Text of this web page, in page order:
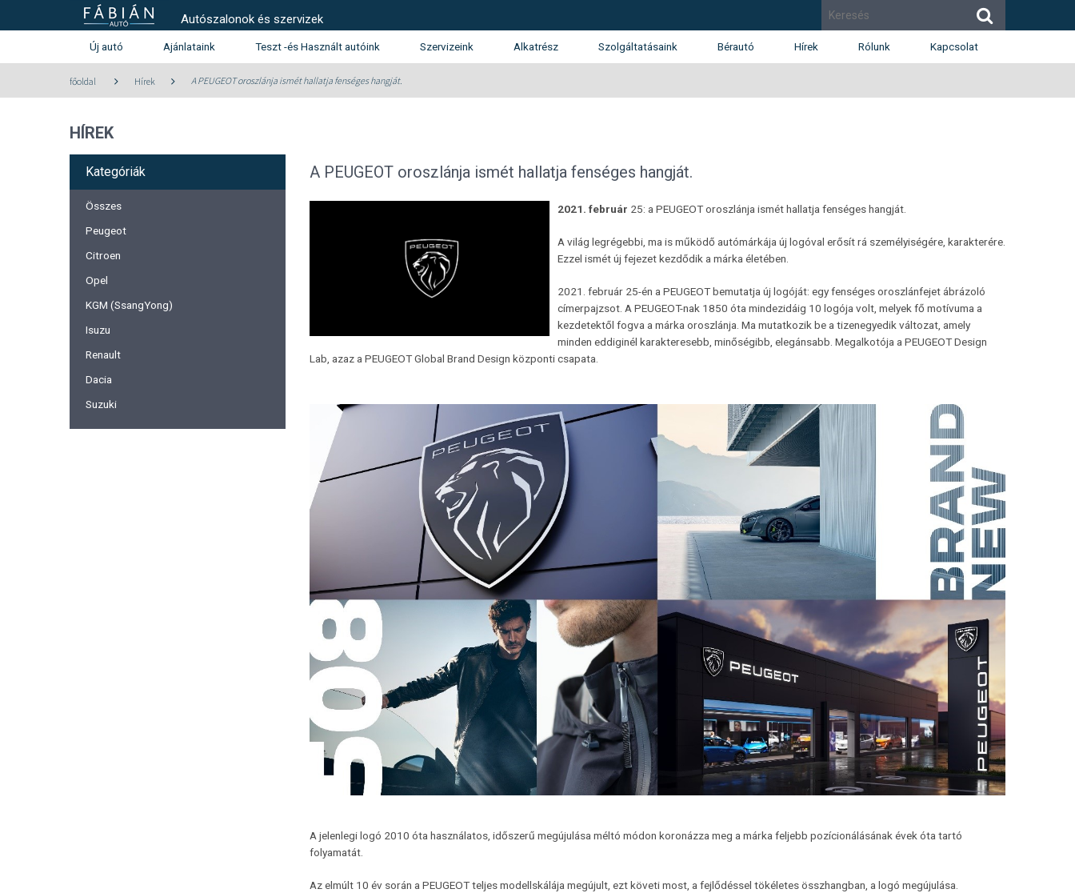
Autószalonok és szervizek
Új autó Ajánlataink Teszt -és Használt autóink
Használt autó kínálatunk
Szervizeink
SUZUKI márkaszerviz
Alkatrész Szolgáltatásaink
Garancia és Assistance
Flotta
Bérautó Hírek Rólunk Kapcsolat
főoldal Hírek A PEUGEOT oroszlánja ismét hallatja fenséges hangját.
HÍREK
Kategóriák
Összes
Peugeot
Citroen
Opel
KGM (SsangYong)
Isuzu
Renault
Dacia
Suzuki
A PEUGEOT oroszlánja ismét hallatja fenséges hangját.
2021. február 25: a PEUGEOT oroszlánja ismét hallatja fenséges hangját.
A világ legrégebbi, ma is működő autómárkája új logóval erősít rá személyiségére, karakterére.
Ezzel ismét új fejezet kezdődik a márka életében.
2021. február 25-én a PEUGEOT bemutatja új logóját: egy fenséges oroszlánfejet ábrázoló
címerpajzsot. A PEUGEOT-nak 1850 óta mindezidáig 10 logója volt, melyek fő motívuma a
kezdetektől fogva a márka oroszlánja. Ma mutatkozik be a tizenegyedik változat, amely
minden eddiginél karakteresebb, minőségibb, elegánsabb. Megalkotója a PEUGEOT Design
Lab, azaz a PEUGEOT Global Brand Design központi csapata.
A jelenlegi logó 2010 óta használatos, időszerű megújulása méltó módon koronázza meg a márka feljebb pozícionálásának évek óta tartó
folyamatát.
Az elmúlt 10 év során a PEUGEOT teljes modellskálája megújult, ezt követi most, a fejlődéssel tökéletes összhangban, a logó megújulása.